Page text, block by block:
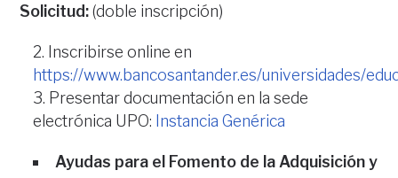
Solicitud:(doble inscripción)
Inscribirse online en
https://www.bancosantander.es/universidades/
Presentar documentación en la sede
electrónica UPO: Instancia Genérica
Ayudas para el Fomento de la Adquisición y